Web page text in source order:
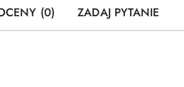
(0) ZADAJ PYTANIE